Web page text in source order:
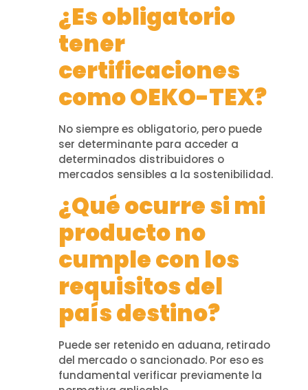
¿Es obligatorio
tener
certificaciones
como OEKO-TEX?
No siempre es obligatorio, pero puede
ser determinante para acceder a
determinados distribuidores o
mercados sensibles a la sostenibilidad.
¿Qué ocurre si mi
producto no
cumple con los
requisitos del
país destino?
Puede ser retenido en aduana, retirado
del mercado o sancionado. Por eso es
fundamental verificar previamente la